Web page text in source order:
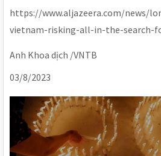
https://www.aljazeera.com/news/
vietnam-risking-all-in-the-search-
Anh Khoa dịch /VNTB
03/8/2023